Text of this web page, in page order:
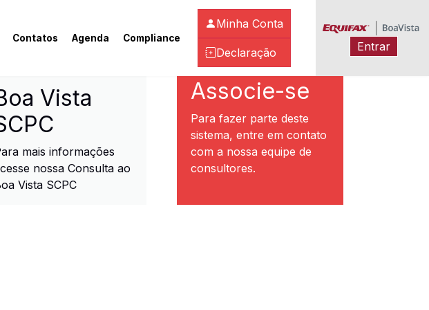
Contatos Agenda Compliance
Minha Conta
Declaração Entrar
de Ribeirão Preto
Vista
mais informações
nossa Consulta ao
Vista SCPC
Associe-se
Para fazer parte deste
sistema, entre em contato
com a nossa equipe de
consultores.